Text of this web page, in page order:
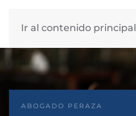
Ir al contenido principal
ABOGADO PERAZA